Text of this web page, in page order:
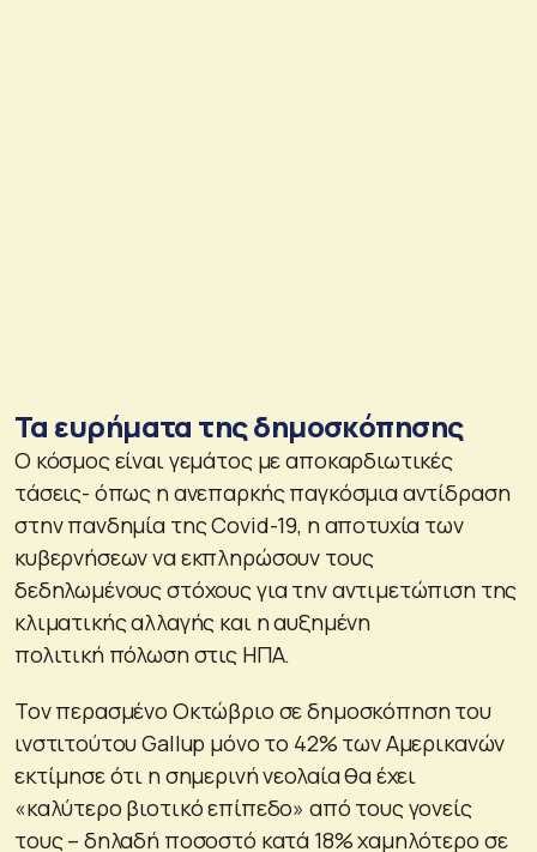
Τα ευρήματα της δημοσκόπησης
Ο κόσμος είναι γεμάτος με αποκαρδιωτικές
τάσεις- όπως η ανεπαρκής παγκόσμια αντίδραση
στην πανδημία της Covid-19, η αποτυχία των
κυβερνήσεων να εκπληρώσουν τους
δεδηλωμένους στόχους για την αντιμετώπιση της
κλιματικής αλλαγής και η αυξημένη
πολιτική πόλωση στις ΗΠΑ.
Τον περασμένο Οκτώβριο σε δημοσκόπηση του
ινστιτούτου Gallup μόνο το 42% των Αμερικανών
εκτίμησε ότι η σημερινή νεολαία θα έχει
«καλύτερο βιοτικό επίπεδο» από τους γονείς
τους – δηλαδή ποσοστό κατά 18% χαμηλότερο σε